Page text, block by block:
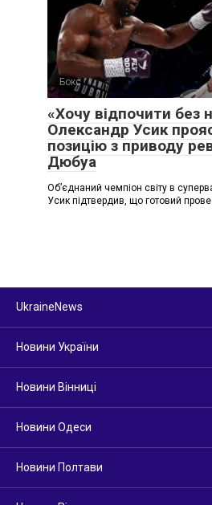
Бокс
«Хочу відпочити без
Олександр Усик
позицію з приводу
Дюбуа
Об’єднаний чемпіон світу в
Усик підтвердив, що готовий
UkraineNews
Новини України
Новини Вінниці
Новини Одеси
Новини Полтави